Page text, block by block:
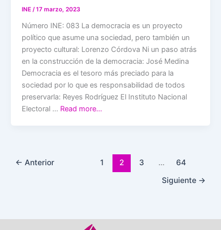
INE/17 marzo, 2023
Número INE: 083 La democracia es un proyecto
político que asume una sociedad, pero también un
proyecto cultural: Lorenzo Córdova Ni un paso atrás
en la construcción de la democracia: José Medina
Democracia es el tesoro más preciado para la
sociedad por lo que es responsabilidad de todos
preservarla: Reyes Rodríguez El Instituto Nacional
Electoral … Read more…
← Anterior 1 2 3 …
64
Siguiente →